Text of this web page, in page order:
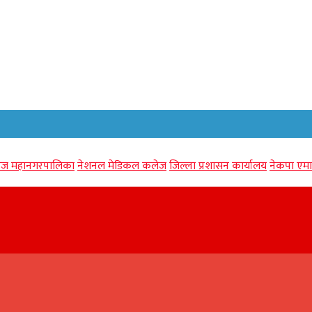
महानगरपालिकानेशनल मेडिकल कलेजजिल्ला प्रशासन कार्यालयनेकपा